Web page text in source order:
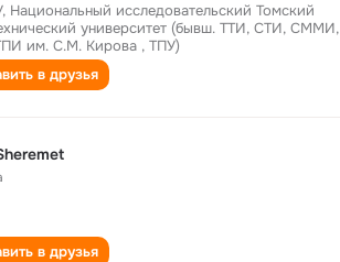
Национальный исследовательский Томский
университет (бывш. ТТИ, СТИ, СММИ,
им. С.М. Кирова , ТПУ)
в друзья
в друзья